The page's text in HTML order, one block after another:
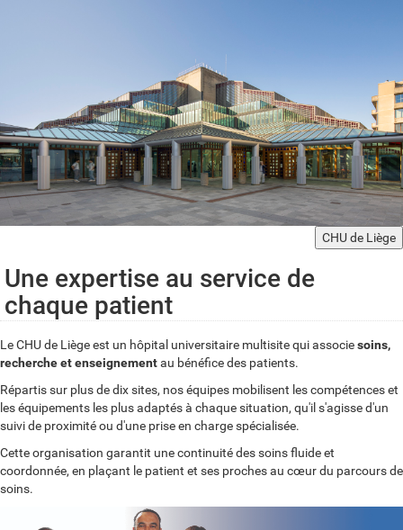
CHU de Liège
Une expertise au service de
chaque patient
Le CHU de Liège est un hôpital universitaire multisite qui associesoins,
recherche et enseignementau bénéfice des patients.
Répartis sur plus de dix sites, nos équipes mobilisent les compétences et
les équipements les plus adaptés à chaque situation, qu'il s'agisse d'un
suivi de proximité ou d'une prise en charge spécialisée.
Cette organisation garantit une continuité des soins fluide et
coordonnée, en plaçant le patient et ses proches au cœur du parcours de
soins.